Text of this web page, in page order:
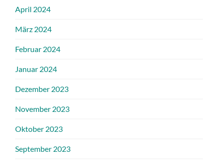
April 2024
März 2024
Februar 2024
Januar 2024
Dezember 2023
November 2023
Oktober 2023
September 2023